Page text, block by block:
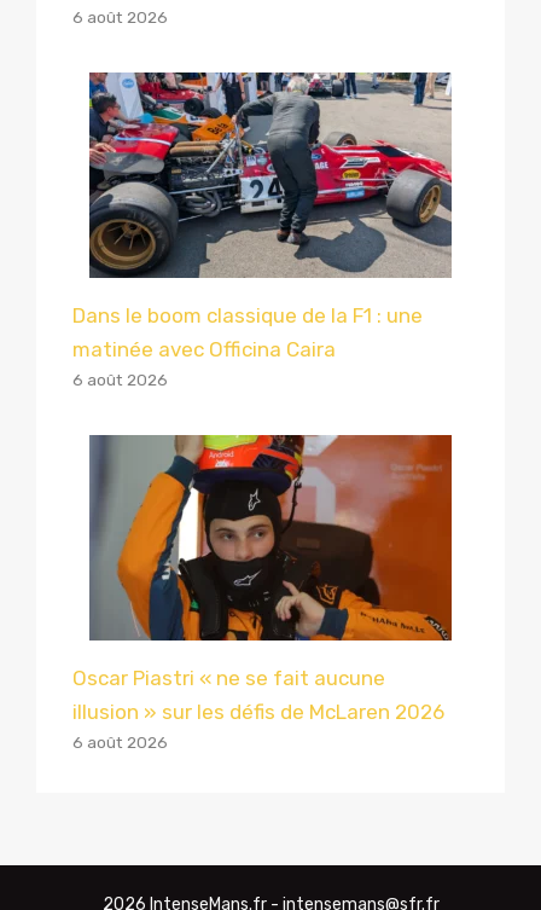
6 août 2026
Dans le boom classique de la F1 : une
matinée avec Officina Caira
6 août 2026
Oscar Piastri « ne se fait aucune
illusion » sur les défis de McLaren 2026
6 août 2026
2026 IntenseMans.fr - intensemans@sfr.fr